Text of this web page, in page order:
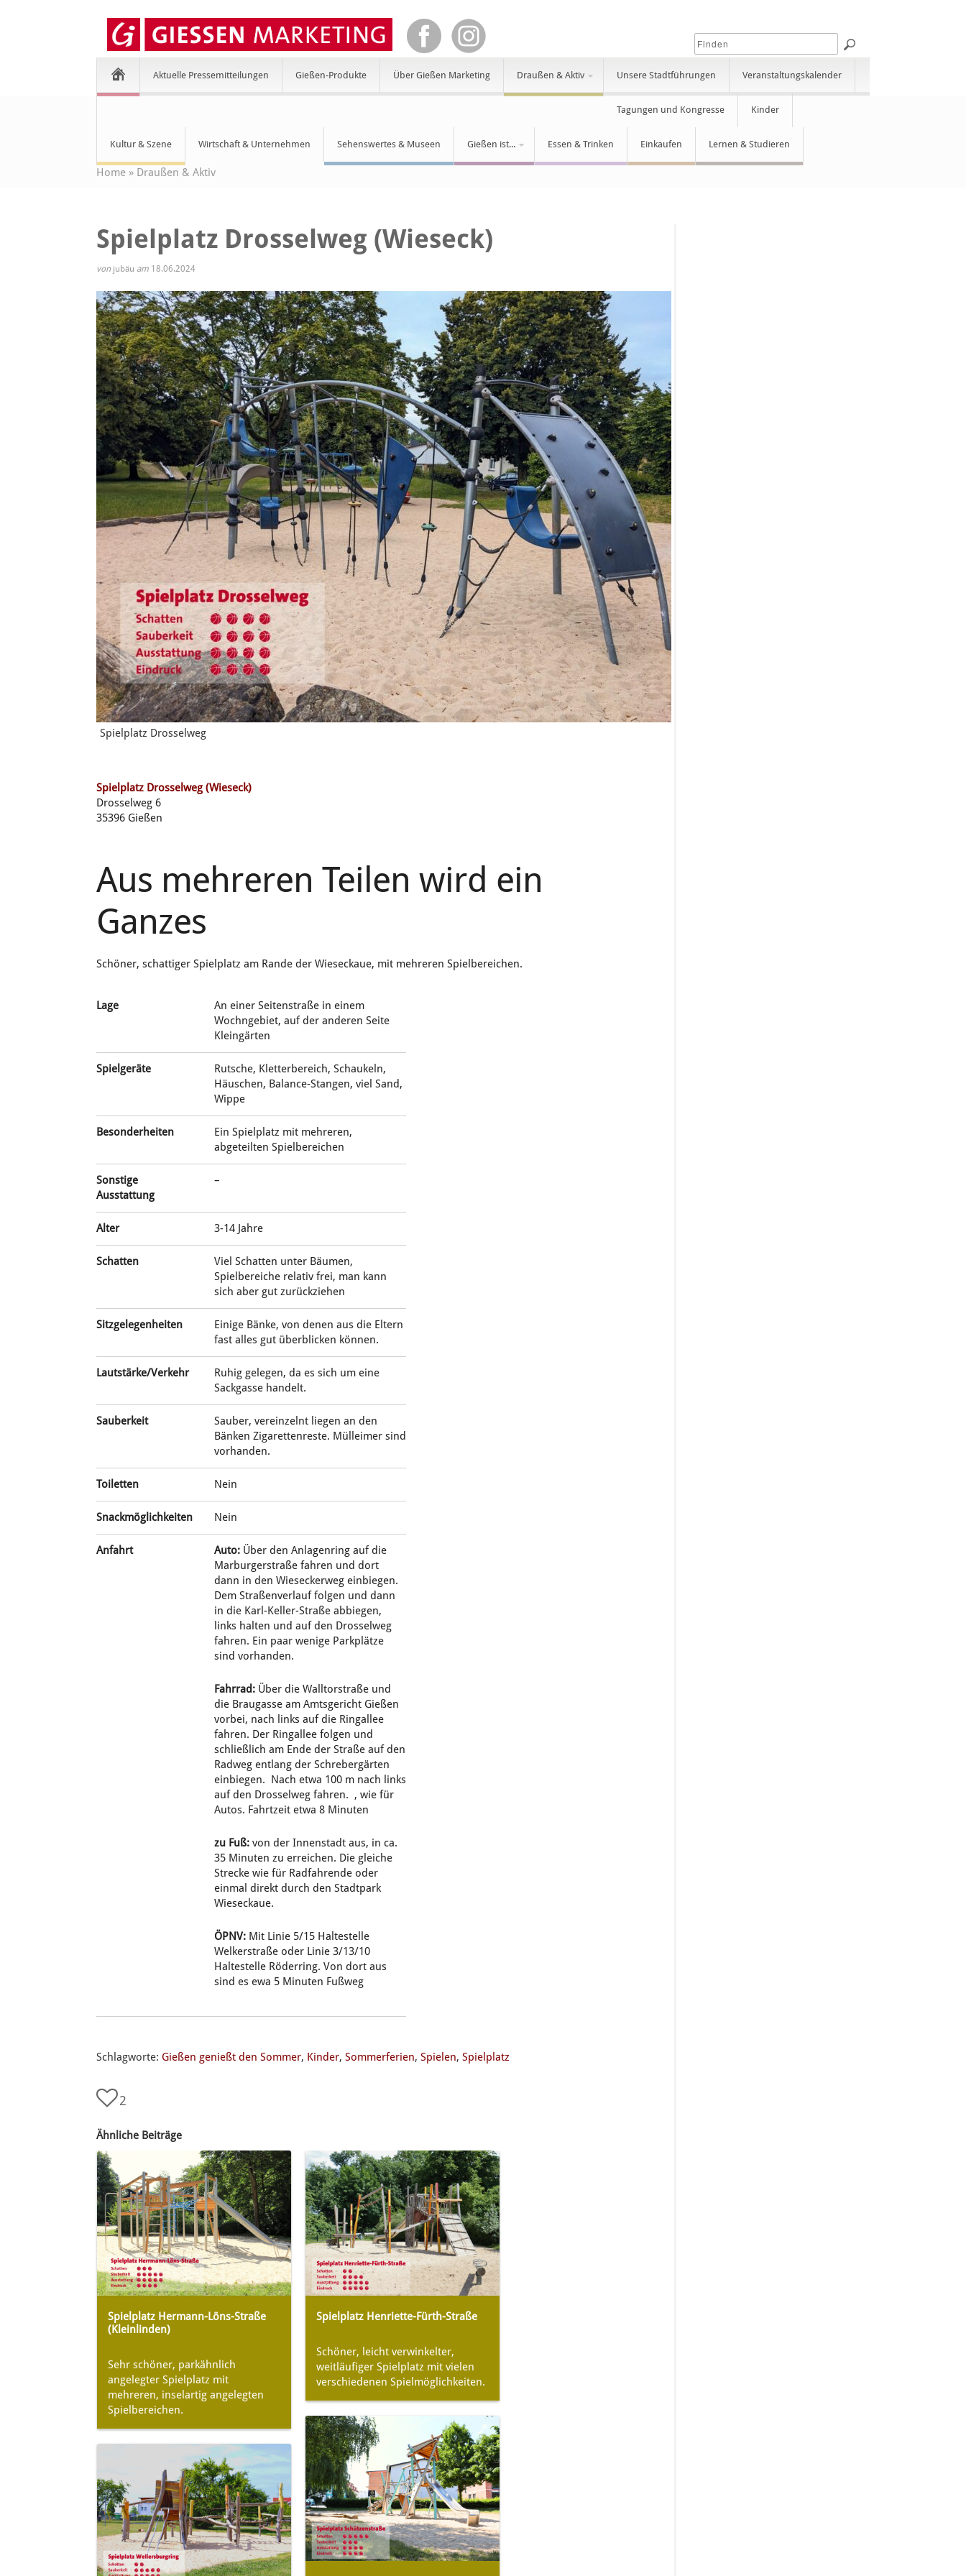
Aktuelle Pressemitteilungen Gießen-Produkte Über Gießen Marketing Draußen & Aktiv Unsere Stadtführungen Veranstaltungskalender
Tagungen und Kongresse Kinder
Kultur & Szene Wirtschaft & Unternehmen Sehenswertes & Museen Gießen ist... Essen & Trinken Einkaufen Lernen & Studieren
Home » Draußen & Aktiv
Spielplatz Drosselweg (Wieseck)
von jubäu am 18.06.2024
Spielplatz Drosselweg
Spielplatz Drosselweg (Wieseck)
Drosselweg 6
35396 Gießen
Aus mehreren Teilen wird ein
Ganzes
Schöner, schattiger Spielplatz am Rande der Wieseckaue, mit mehreren Spielbereichen.
Lage
An einer Seitenstraße in einem
Wochngebiet, auf der anderen Seite
Kleingärten
Spielgeräte
Rutsche, Kletterbereich, Schaukeln,
Häuschen, Balance-Stangen, viel Sand,
Wippe
Besonderheiten
Ein Spielplatz mit mehreren,
abgeteilten Spielbereichen
Sonstige
Ausstattung
–
Alter 3-14 Jahre
Schatten
Viel Schatten unter Bäumen,
Spielbereiche relativ frei, man kann
sich aber gut zurückziehen
Sitzgelegenheiten
Einige Bänke, von denen aus die Eltern
fast alles gut überblicken können.
Lautstärke/Verkehr
Ruhig gelegen, da es sich um eine
Sackgasse handelt.
Sauberkeit
Sauber, vereinzelnt liegen an den
Bänken Zigarettenreste. Mülleimer sind
vorhanden.
Toiletten Nein
Snackmöglichkeiten Nein
Anfahrt Auto: Über den Anlagenring auf die
Marburgerstraße fahren und dort
dann in den Wieseckerweg einbiegen.
Dem Straßenverlauf folgen und dann
in die Karl-Keller-Straße abbiegen,
links halten und auf den Drosselweg
fahren. Ein paar wenige Parkplätze
sind vorhanden.
Fahrrad: Über die Walltorstraße und
die Braugasse am Amtsgericht Gießen
vorbei, nach links auf die Ringallee
fahren. Der Ringallee folgen und
schließlich am Ende der Straße auf den
Radweg entlang der Schrebergärten
einbiegen. Nach etwa 100 m nach links
auf den Drosselweg fahren. , wie für
Autos. Fahrtzeit etwa 8 Minuten
zu Fuß: von der Innenstadt aus, in ca.
35 Minuten zu erreichen. Die gleiche
Strecke wie für Radfahrende oder
einmal direkt durch den Stadtpark
Wieseckaue.
ÖPNV: Mit Linie 5/15 Haltestelle
Welkerstraße oder Linie 3/13/10
Haltestelle Röderring. Von dort aus
sind es ewa 5 Minuten Fußweg
Schlagworte: Gießen genießt den Sommer, Kinder,Sommerferien,Spielen,Spielplatz
2
Ähnliche Beiträge
Spielplatz Hermann-Löns-Straße
(Kleinlinden)
Sehr schöner, parkähnlich
angelegter Spielplatz mit
mehreren, inselartig angelegten
Spielbereichen.
Spielplatz Henriette-Fürth-Straße
Schöner, leicht verwinkelter,
weitläufiger Spielplatz mit vielen
verschiedenen Spielmöglichkeiten.